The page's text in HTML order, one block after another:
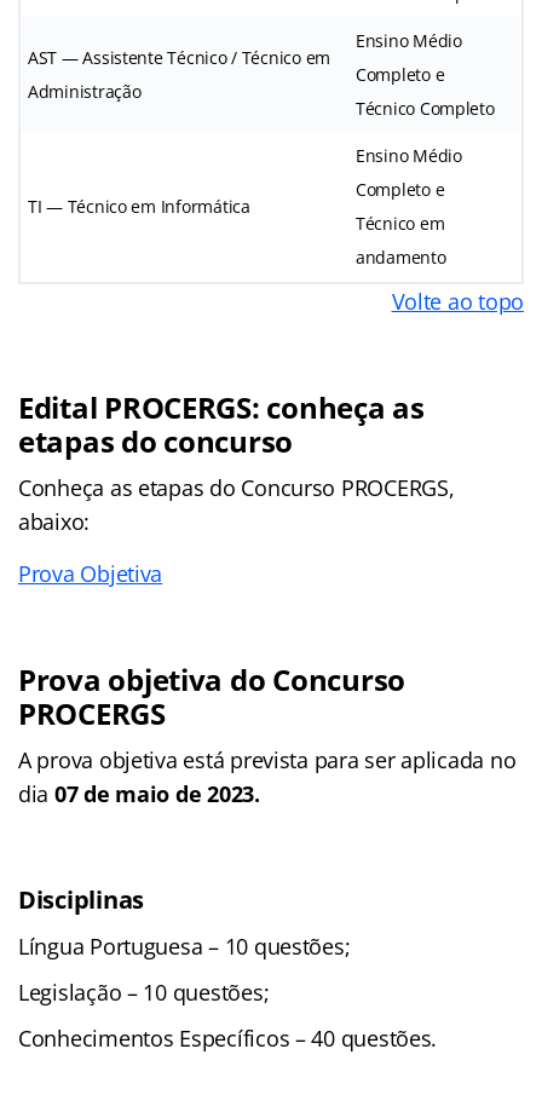
AST — Assistente Técnico / Técnico em
Administração
Ensino Médio
Completo e
Técnico Completo
TI — Técnico em Informática
Ensino Médio
Completo e
Técnico em
andamento
Volte ao topo
Edital PROCERGS: conheça as
etapas do concurso
Conheça as etapas do Concurso PROCERGS,
abaixo:
Prova Objetiva
Prova objetiva do Concurso
PROCERGS
A prova objetiva está prevista para ser aplicada no
dia 07 de maio de 2023.
Disciplinas
Língua Portuguesa – 10 questões;
Legislação – 10 questões;
Conhecimentos Específicos – 40 questões.